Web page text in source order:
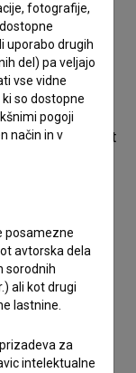
pravice,
o določenih
vsi zedinili.”
, v stranskih pa
Novak , ki ga, kot
SNDR, ki jo je
je nastopila
elementi,
med
Direktor
maskeSanja
fotografije,
uporabo drugih
del) pa veljajo
vse vidne
so dostopne
pogoji
način in v
posamezne
avtorska dela
sorodnih
ali kot drugi
lastnine.
za
intelektualne